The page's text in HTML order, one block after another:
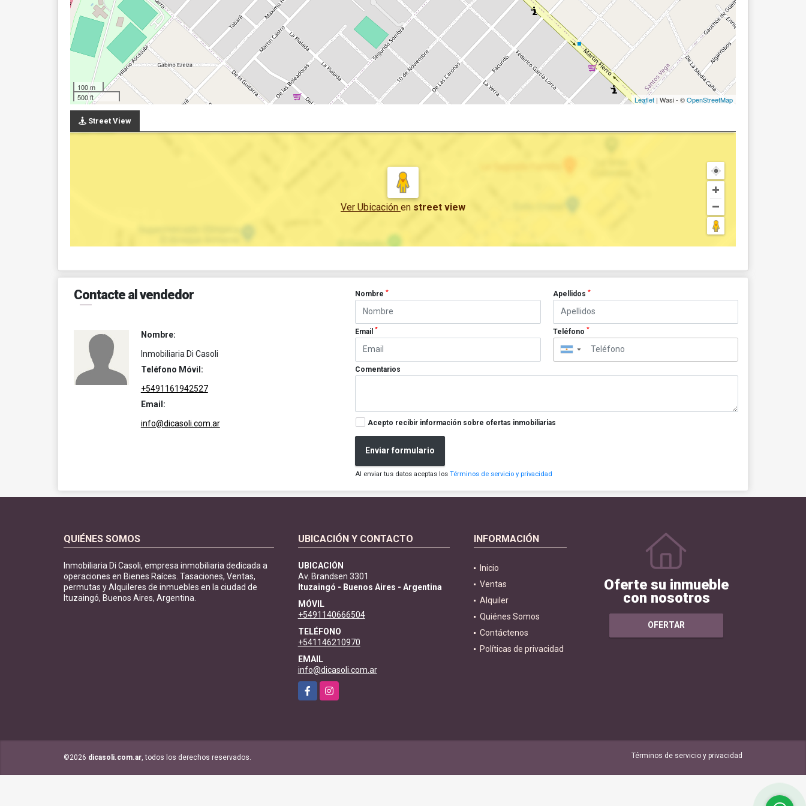
100 m
500 ft
Leaflet | Wasi - ©OpenStreetMap
Street View
Ver Ubicación en street view
Contacte al vendedor
Nombre:
Inmobiliaria Di Casoli
Teléfono Móvil:
+5491161942527
Email:
info@dicasoli.com.ar
Nombre* Apellidos *
Email* Teléfono *
▼
Comentarios
Acepto recibir información sobre ofertas inmobiliarias
Enviar formulario
Al enviar tus datos aceptas losTérminos de servicio y privacidad
QUIÉNES SOMOS
Inmobiliaria Di Casoli, empresa inmobiliaria dedicada a
operaciones en Bienes Raíces. Tasaciones, Ventas,
permutas y Alquileres de inmuebles en la ciudad de
Ituzaingó, Buenos Aires, Argentina.
UBICACIÓN Y CONTACTO
UBICACIÓN
Av. Brandsen 3301
Ituzaingó - Buenos Aires - Argentina
MÓVIL
+5491140666504
TELÉFONO
+541146210970
EMAIL
info@dicasoli.com.ar
FacebookInstagram
INFORMACIÓN
Inicio
Ventas
Alquiler
Quiénes Somos
Contáctenos
Políticas de privacidad
Oferte su inmueble
con nosotros
OFERTAR
©2026 dicasoli.com.ar, todos los derechos reservados. Términos de servicio y privacidad